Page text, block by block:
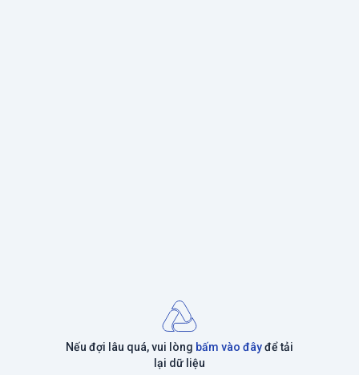
Nếu đợi lâu quá, vui lòng bấm vào đâyđể tải
lại dữ liệu